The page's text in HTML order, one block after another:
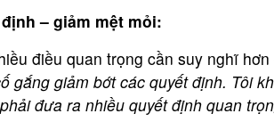
– giảm mệt mỏi:
điều quan trọng cần suy nghĩ
gắng giảm bớt các quyết định. Tôi
đưa ra nhiều quyết định quan